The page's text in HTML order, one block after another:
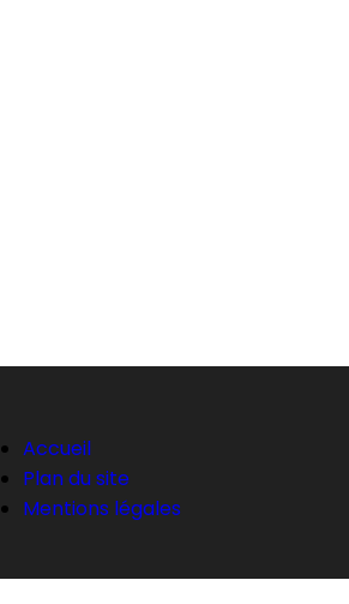
Accueil
Plan du site
Mentions légales